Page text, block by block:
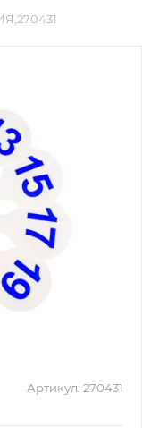
Артикул: 270431